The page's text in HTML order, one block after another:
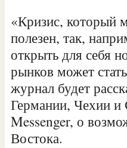
«Кризис, который
полезен, так,
открыть для себя
рынков может
журнал будет
Германии, Чехии и
Messenger, о
Востока.